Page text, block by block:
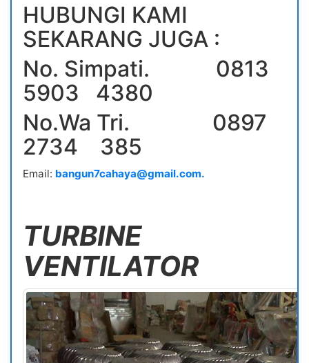
HUBUNGI KAMI
SEKARANG JUGA :
No. Simpati. 0813
5903 4380
No.Wa Tri. 0897
2734 385
Email: bangun7cahaya@gmail.com.
TURBINE
VENTILATOR